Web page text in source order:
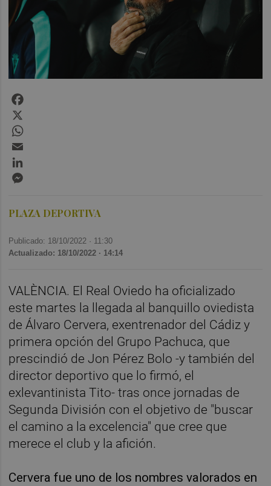
PLAZA DEPORTIVA
Publicado: 18/10/2022 · 11:30
Actualizado: 18/10/2022 · 14:14
VALÈNCIA. El Real Oviedo ha oficializado
este martes la llegada al banquillo oviedista
de Álvaro Cervera, exentrenador del Cádiz y
primera opción del Grupo Pachuca, que
prescindió de Jon Pérez Bolo -y también del
director deportivo que lo firmó, el
exlevantinista Tito- tras once jornadas de
Segunda División con el objetivo de "buscar
el camino a la excelencia" que cree que
merece el club y la afición.
Cervera fue uno de los nombres valorados en